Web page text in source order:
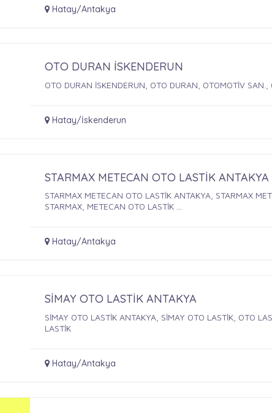
Hatay/Antakya
OTO DURAN İSKENDERUN
OTO DURAN İSKENDERUN, OTO DURAN, OTOMOTİV SAN.,
Hatay/İskenderun
STARMAX METECAN OTO LASTİK ANTAKYA
STARMAX METECAN OTO LASTİK ANTAKYA, STARMAX
STARMAX, METECAN OTO LASTİK ...
Hatay/Antakya
SİMAY OTO LASTİK ANTAKYA
SİMAY OTO LASTİK ANTAKYA, SİMAY OTO LASTİK, OTO
LASTİK
Hatay/Antakya